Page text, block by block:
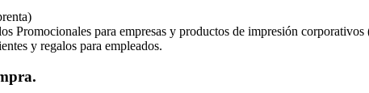
Promocionales para empresas y productos de impresión
y regalos para empleados.